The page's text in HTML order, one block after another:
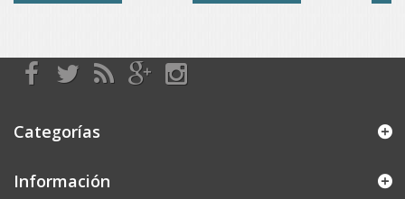
Categorías
Información